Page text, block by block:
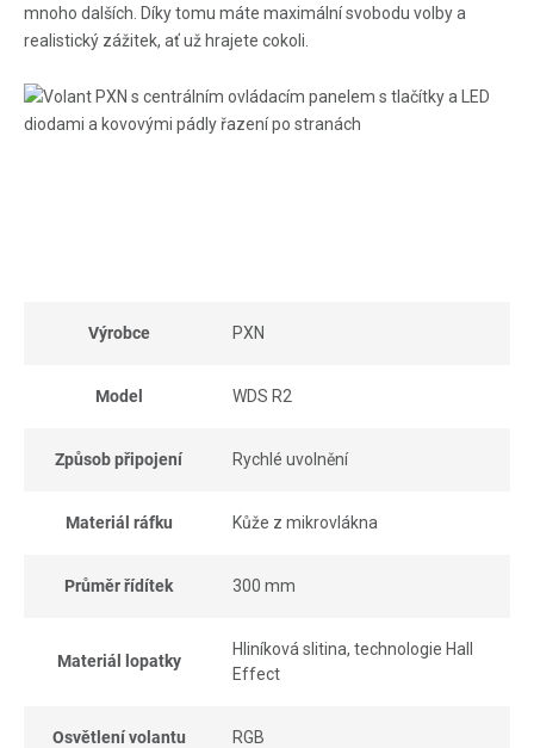
mnoho dalších. Díky tomu máte maximální svobodu volby a
realistický zážitek, ať už hrajete cokoli.
Výrobce PXN
Model WDS R2
Způsob připojení Rychlé uvolnění
Materiál ráfku Kůže z mikrovlákna
Průměr řídítek 300 mm
Materiál lopatky
Hliníková slitina, technologie Hall
Effect
Osvětlení volantu RGB